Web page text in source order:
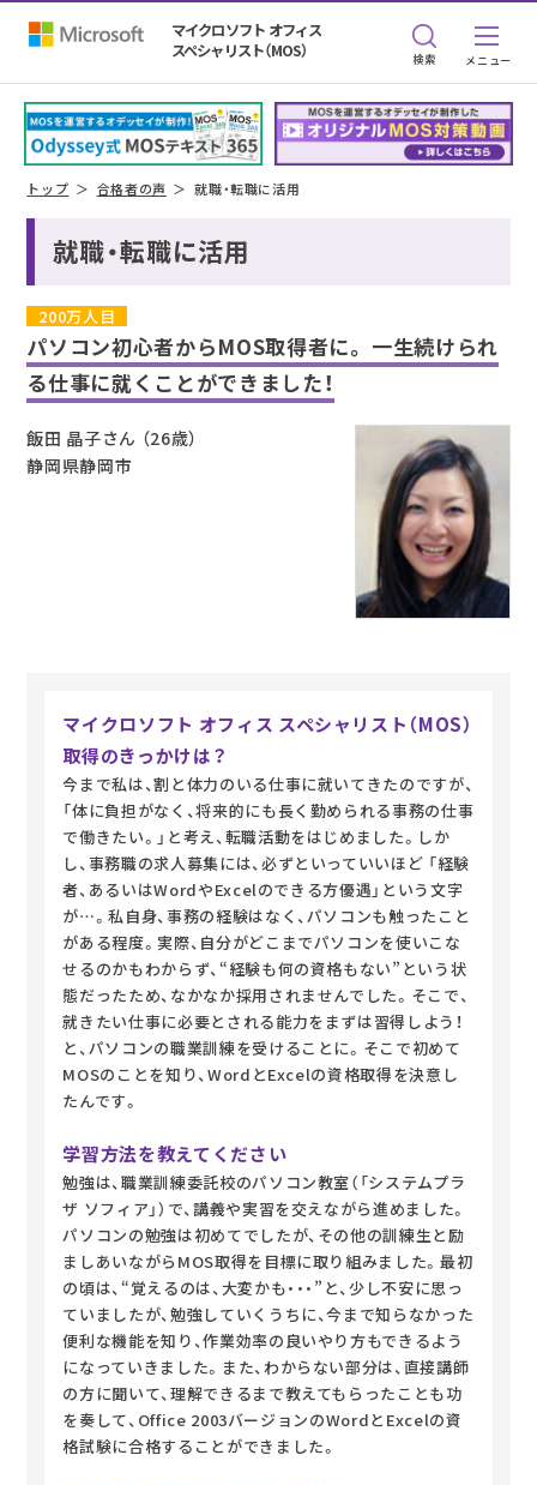
マイクロソフト オフィス
スペシャリスト（MOS）
検索
トップ 合格者の声 就職・転職に活用
就職・転職に活用
200万人目
パソコン初心者からMOS取得者に。 一生続けられ
る仕事に就くことができました！
飯田 晶子さん （26歳）
静岡県静岡市
マイクロソフト オフィス スペシャリスト（MOS）
取得のきっかけは？
今まで私は、割と体力のいる仕事に就いてきたのですが、
「体に負担がなく、将来的にも長く勤められる事務の仕事
で働きたい。」と考え、転職活動をはじめました。しか
し、事務職の求人募集には、必ずといっていいほど 「経験
者、あるいはWordやExcelのできる方優遇」という文字
が…。私自身、事務の経験はなく、パソコンも触ったこと
がある程度。実際、自分がどこまでパソコンを使いこな
せるのかもわからず、“経験も何の資格もない”という状
態だったため、なかなか採用されませんでした。そこで、
就きたい仕事に必要とされる能力をまずは習得しよう！
と、パソコンの職業訓練を受けることに。そこで初めて
MOSのことを知り、WordとExcelの資格取得を決意し
たんです。
学習方法を教えてください
勉強は、職業訓練委託校のパソコン教室（「システムプラ
ザ ソフィア」）で、講義や実習を交えながら進めました。
パソコンの勉強は初めてでしたが、その他の訓練生と励
ましあいながらMOS取得を目標に取り組みました。最初
の頃は、“覚えるのは、大変かも・・・”と、少し不安に思っ
ていましたが、勉強していくうちに、今まで知らなかった
便利な機能を知り、作業効率の良いやり方もできるよう
になっていきました。また、わからない部分は、直接講師
の方に聞いて、理解できるまで教えてもらったことも功
を奏して、Office 2003バージョンのWordとExcelの資
格試験に合格することができました。